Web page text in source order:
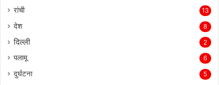
रांची 13
देश 8
दिल्‍ली 2
पलामू 6
दुर्घटना 5